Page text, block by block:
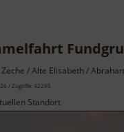
/ Alte Elisabeth / Abrahamschacht /
/ Zugriffe: 42295
Standort